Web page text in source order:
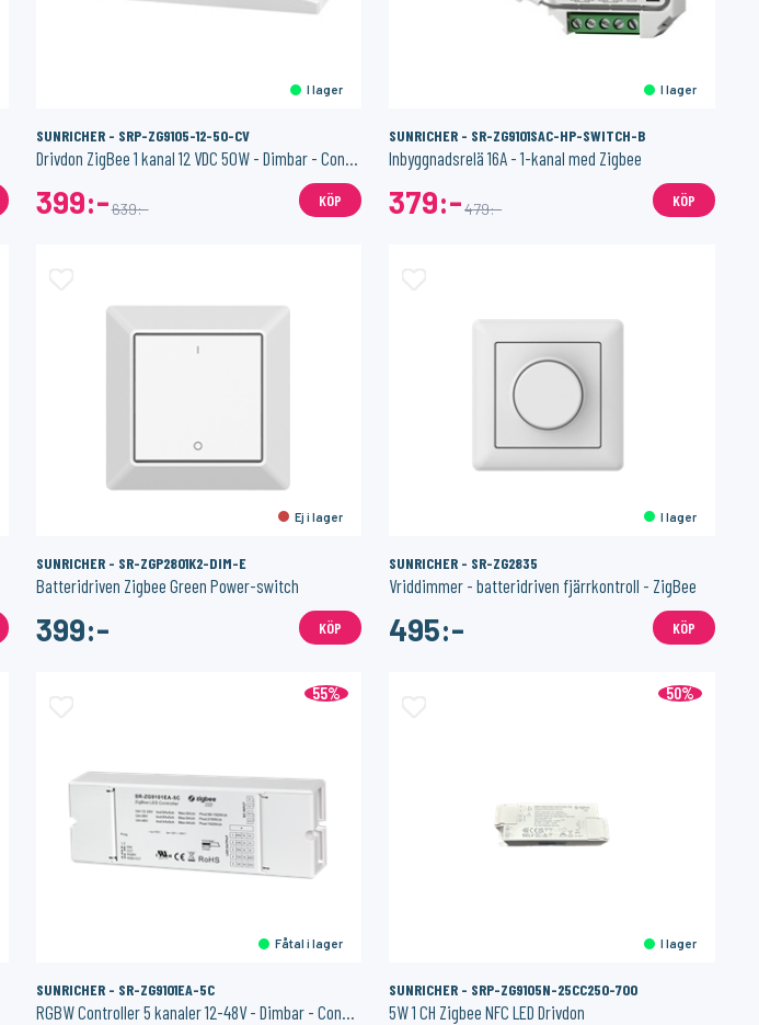
I lager
SUNRICHER - SRP-ZG9105-12-50-CV
Drivdon ZigBee 1 kanal 12 VDC 50W - Dimbar - Constant Voltage
399:-639:- KÖP
I lager
SUNRICHER - SR-ZG9101SAC-HP-SWITCH-B
Inbyggnadsrelä 16A - 1-kanal med Zigbee
379:-479:- KÖP
Ej i lager
SUNRICHER - SR-ZGP2801K2-DIM-E
Batteridriven Zigbee Green Power-switch
399:- KÖP
I lager
SUNRICHER - SR-ZG2835
Vriddimmer - batteridriven fjärrkontroll - ZigBee
495:- KÖP
55%
Fåtal i lager
SUNRICHER - SR-ZG9101EA-5C
RGBW Controller 5 kanaler 12-48V - Dimbar - Constant Voltage
50%
I lager
SUNRICHER - SRP-ZG9105N-25CC250-700
5W 1 CH Zigbee NFC LED Drivdon